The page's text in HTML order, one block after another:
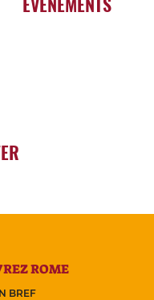
ROME
BREF